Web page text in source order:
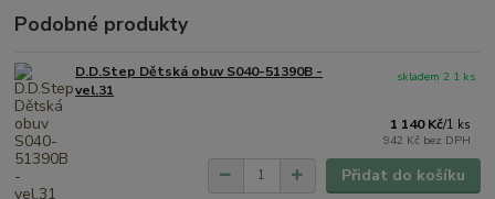
Podobné produkty
D.D.Step Dětská obuv S040-51390B -
vel.31
1 140 Kč/1 ks
942 Kč bez DPH
skladem 2 1 ks
Přidat do košíku